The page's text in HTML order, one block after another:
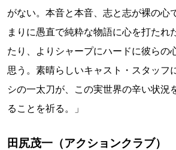
がない。本音と本音、志と志が裸の心
まりに愚直で純粋な物語に心を打たれ
たり、よりシャープにハードに彼らの
思う。素晴らしいキャスト・スタッフ
シの一太刀が、この実世界の辛い状況
ることを祈る。」
田尻茂一（アクションクラブ）